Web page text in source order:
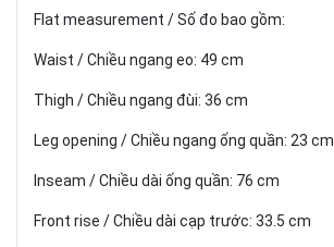
Flat measurement / Số đo bao gồm:
Waist / Chiều ngang eo: 49 cm
Thigh / Chiều ngang đùi: 36 cm
Leg opening / Chiều ngang ống quần: 23 cm
Inseam / Chiều dài ống quần: 76 cm
Front rise / Chiều dài cạp trước: 33.5 cm